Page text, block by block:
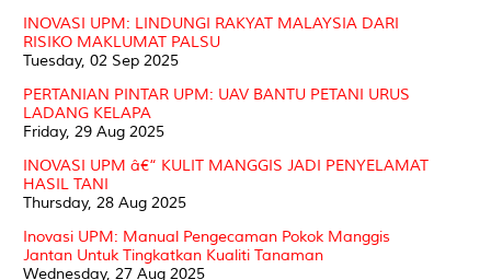
INOVASI UPM: LINDUNGI RAKYAT MALAYSIA DARI
RISIKO MAKLUMAT PALSU
Tuesday, 02 Sep 2025
PERTANIAN PINTAR UPM: UAV BANTU PETANI URUS
LADANG KELAPA
Friday, 29 Aug 2025
INOVASI UPM â€“ KULIT MANGGIS JADI PENYELAMAT
HASIL TANI
Thursday, 28 Aug 2025
Inovasi UPM: Manual Pengecaman Pokok Manggis
Jantan Untuk Tingkatkan Kualiti Tanaman
Wednesday, 27 Aug 2025